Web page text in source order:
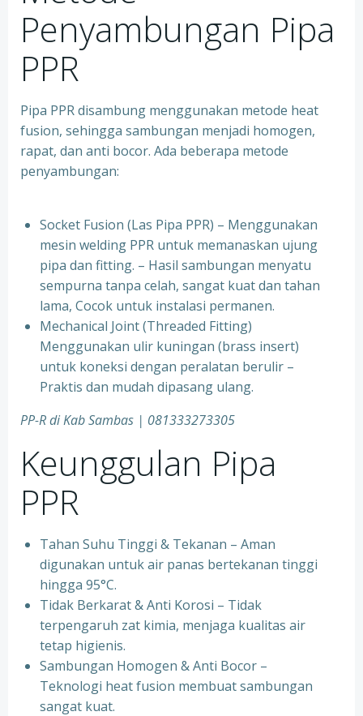
Penyambungan Pipa
PPR
Pipa PPR disambung menggunakan metode heat
fusion, sehingga sambungan menjadi homogen,
rapat, dan anti bocor. Ada beberapa metode
penyambungan:
Socket Fusion (Las Pipa PPR) – Menggunakan
mesin welding PPR untuk memanaskan ujung
pipa dan fitting. – Hasil sambungan menyatu
sempurna tanpa celah, sangat kuat dan tahan
lama, Cocok untuk instalasi permanen.
⁠Mechanical Joint (Threaded Fitting)
Menggunakan ulir kuningan (brass insert)
untuk koneksi dengan peralatan berulir –
Praktis dan mudah dipasang ulang.
PP-R di Kab Sambas | 081333273305
Keunggulan Pipa
PPR
Tahan Suhu Tinggi & Tekanan – Aman
digunakan untuk air panas bertekanan tinggi
hingga 95°C.
⁠Tidak Berkarat & Anti Korosi – Tidak
terpengaruh zat kimia, menjaga kualitas air
tetap higienis.
⁠Sambungan Homogen & Anti Bocor –
Teknologi heat fusion membuat sambungan
sangat kuat.